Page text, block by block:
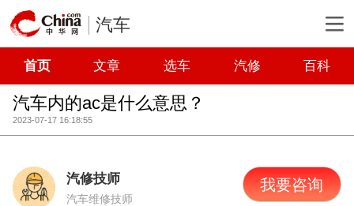
汽车
首页 文章 选车 汽修 百科
汽车内的ac是什么意思？
2023-07-17 16:18:55
汽修技师
汽车维修技师
我要咨询